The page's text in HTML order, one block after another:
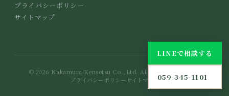
プライバシーポリシー
サイトマップ
© 2026 Nakamura Kensetsu Co.,Ltd. All Rights Reserved.
プライバシーポリシーサイトマップ
LINEで相談する
059-345-1101